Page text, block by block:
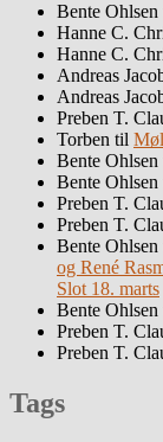
Bente Ohlsen
Hanne C.
Hanne C.
Andreas
Andreas
Preben T.
Torben til
Bente Ohlsen
Bente Ohlsen
Preben T.
Preben T.
Bente Ohlsen
og René
Slot 18. marts
Bente Ohlsen
Preben T.
Preben T.
Tags